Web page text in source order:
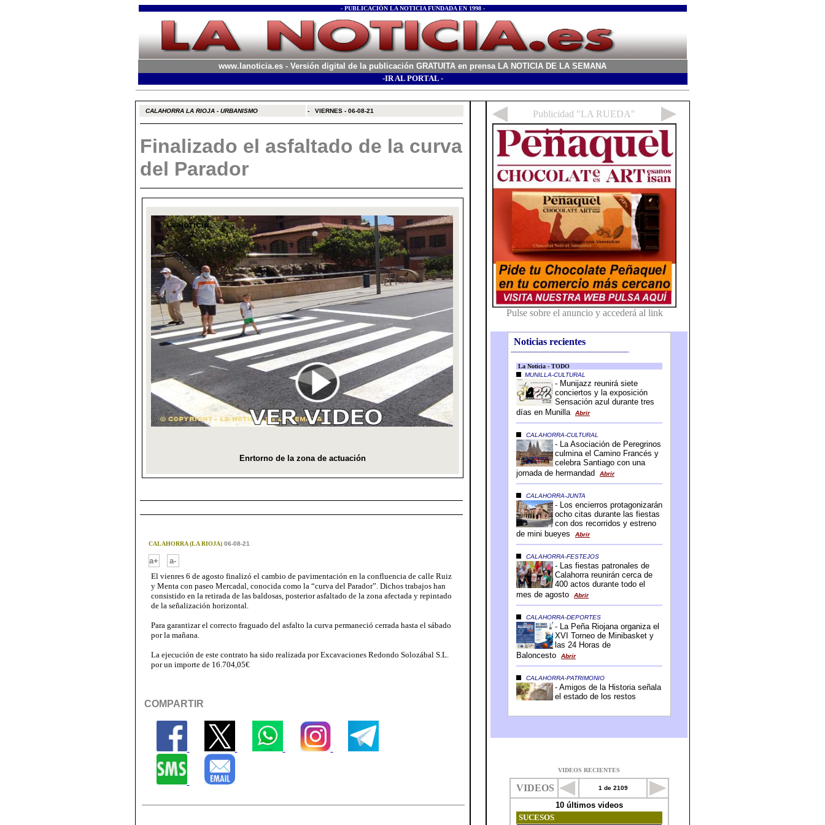
- PUBLICACIÓN LA NOTICIA FUNDADA EN 1998 -
www.lanoticia.es - Versión digital de la publicación GRATUITA en prensa LA NOTICIA DE LA SEMANA
-IR AL PORTAL -
CALAHORRA LA RIOJA - URBANISMO - VIERNES - 06-08-21
Finalizado el asfaltado de la curva
del Parador
CALAHORRA (LA RIOJA)06-08-21
a+
a-
El vienres 6 de agosto finalizó el cambio de pavimentación en la confluencia de calle Ruiz
y Menta con paseo Mercadal, conocida como la “curva del Parador”. Dichos trabajos han
consistido en la retirada de las baldosas, posterior asfaltado de la zona afectada y repintado
de la señalización horizontal.
Para garantizar el correcto fraguado del asfalto la curva permaneció cerrada hasta el sábado
por la mañana.
La ejecución de este contrato ha sido realizada por Excavaciones Redondo Solozábal S.L.
por un importe de 16.704,05€
COMPARTIR
Noticias recientes
-----------------------------------------------------------------
VIDEOS RECIENTES